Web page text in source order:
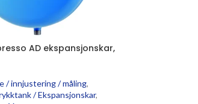
AD ekspansjonskar,
/ innjustering / måling,
/ Ekspansjonskar,